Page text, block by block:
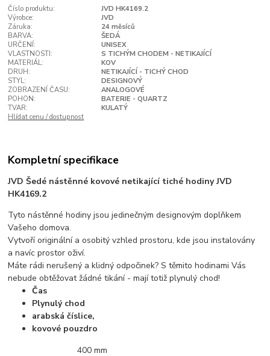
Číslo produktu:
JVD HK4169.2
Výrobce:
JVD
Záruka:
24 měsíců
BARVA:
ŠEDÁ
URČENÍ:
UNISEX
VLASTNOSTI:
S TICHÝM CHODEM - NETIKAJÍCÍ
MATERIÁL:
KOV
DRUH:
NETIKAJÍCÍ - TICHÝ CHOD
STYL:
DESIGNOVÝ
ZOBRAZENÍ ČASU:
ANALOGOVÉ
POHON:
BATERIE - QUARTZ
TVAR:
KULATÝ
Hlídat cenu / dostupnost
Kompletní specifikace
JVD Šedé nástěnné kovové netikající tiché hodiny JVD
HK4169.2
Tyto nástěnné hodiny jsou jedinečným designovým doplňkem
Vašeho domova.
Vytvoří originální a osobitý vzhled prostoru, kde jsou instalovány
a navíc prostor oživí.
Máte rádi nerušený a klidný odpočinek? S těmito hodinami Vás
nebude obtěžovat žádné tikání - mají totiž plynulý chod!
Čas
Plynulý chod
arabská číslice,
kovové pouzdro
400 mm